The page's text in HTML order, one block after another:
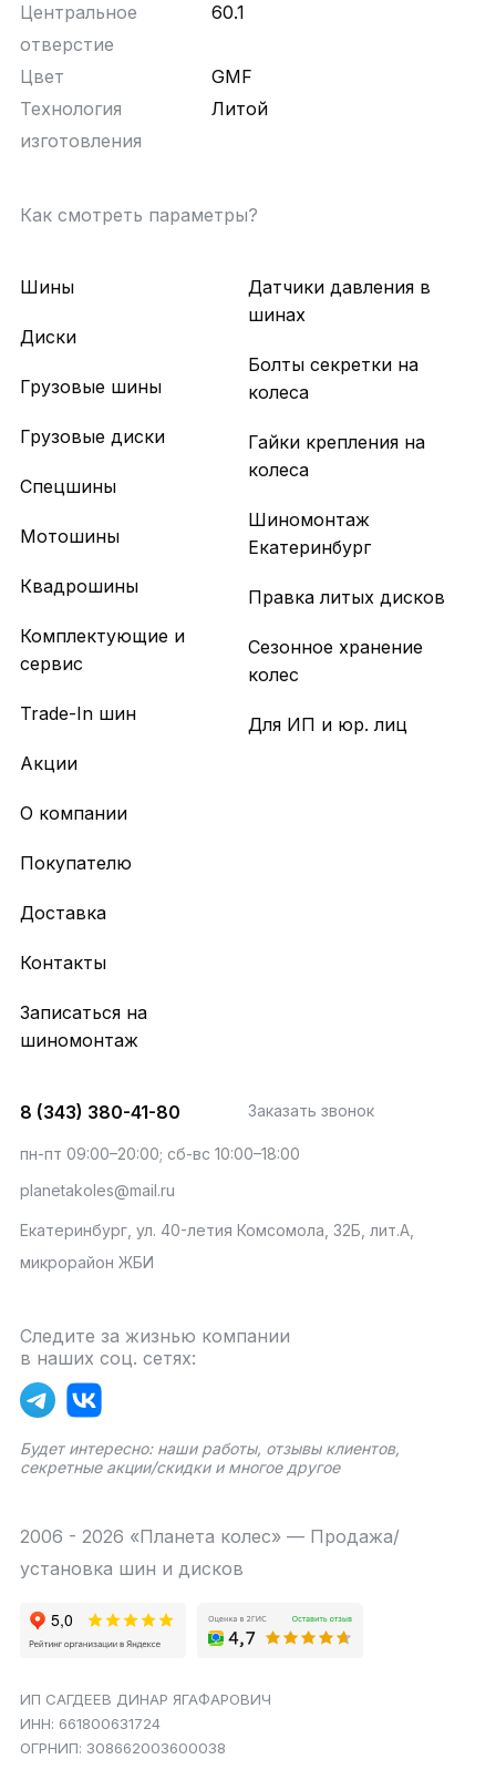
Центральное
отверстие
60.1
Цвет
GMF
Технология
изготовления
Литой
Как смотреть параметры?
Шины
Диски
Грузовые шины
Грузовые диски
Спецшины
Мотошины
Квадрошины
Комплектующие и
сервис
Trade-In шин
Акции
Датчики давления в
шинах
Болты секретки на
колеса
Гайки крепления на
колеса
Шиномонтаж
Екатеринбург
Правка литых дисков
Сезонное хранение
колес
Для ИП и юр. лиц
О компании
Покупателю
Доставка
Контакты
Записаться на
шиномонтаж
8 (343) 380-41-80 Заказать звонок
пн-пт 09:00–20:00; сб-вс 10:00–18:00
planetakoles@mail.ru
Екатеринбург, ул. 40-летия Комсомола, 32Б, лит.А,
микрорайон ЖБИ
Следите за жизнью компании
в наших соц. сетях:
Будет интересно: наши работы, отзывы клиентов,
секретные акции/скидки и многое другое
2006 - 2026 «Планета колес» — Продажа/
установка шин и дисков
ИП САГДЕЕВ ДИНАР ЯГАФАРОВИЧ
ИНН: 661800631724
ОГРНИП: 308662003600038